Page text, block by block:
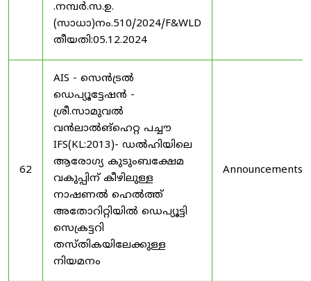
.നമ്പർ.സ.ഉ.
(സാധാ)നം.510/2024/F&WLD
തീയതി:05.12.2024
62
AIS - സെൻട്രൽ
ഡെപ്യൂട്ടേഷൻ -
ശ്രീ.സാമുവൽ
വൻലാൽങ്‌ഹെറ്റ പച്ചൗ
IFS(KL:2013)- ഡൽഹിയിലെ
ആരോഗ്യ കുടുംബക്ഷേമ
വകുപ്പിന് കീഴിലുള്ള
നാഷണൽ ഹെൽത്ത്
അതോറിറ്റിയിൽ ഡെപ്യൂട്ടി
സെക്രട്ടറി
തസ്തികയിലേക്കുള്ള
നിയമനം
Announcements